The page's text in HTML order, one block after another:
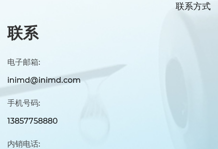
联系方式
联系
电子邮箱:
inimd@inimd.com
手机号码:
13857758880
内销电话: